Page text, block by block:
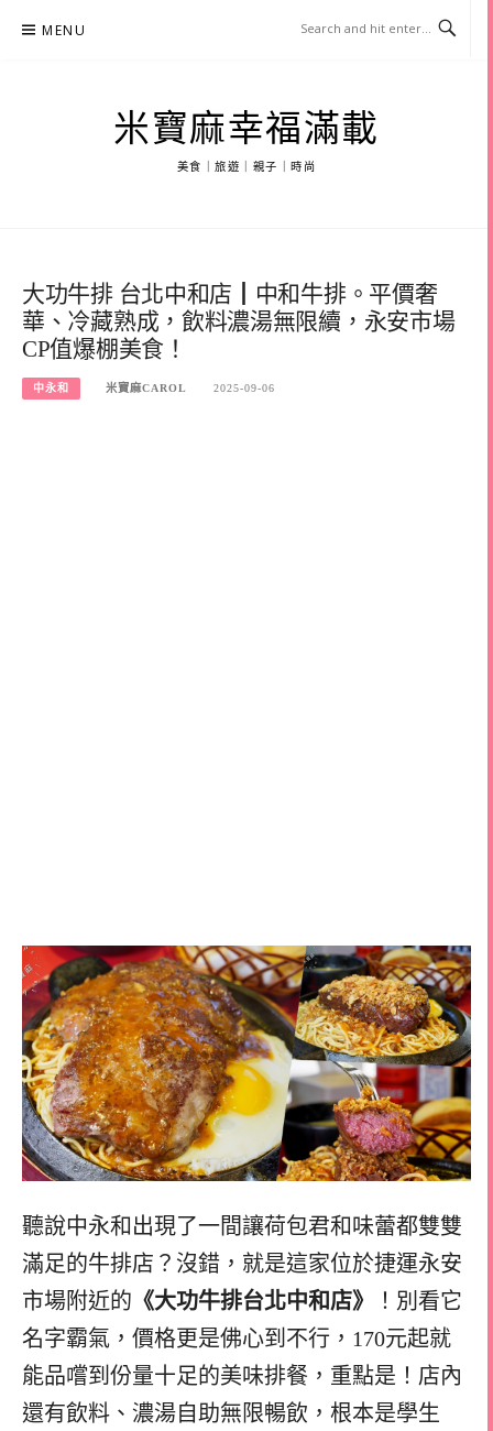
MENU
米寶麻幸福滿載
美食｜旅遊｜親子｜時尚
大功牛排 台北中和店┃中和牛排。平價奢
華、冷藏熟成，飲料濃湯無限續，永安市場
CP值爆棚美食！
中永和 米寶麻CAROL 2025-09-06
聽說中永和出現了一間讓荷包君和味蕾都雙雙
滿足的牛排店？沒錯，就是這家位於捷運永安
市場附近的 《大功牛排台北中和店》
！別看它
名字霸氣，價格更是佛心到不行，170元起就
能品嚐到份量十足的美味排餐，重點是！店內
還有飲料、濃湯自助無限暢飲，根本是學生